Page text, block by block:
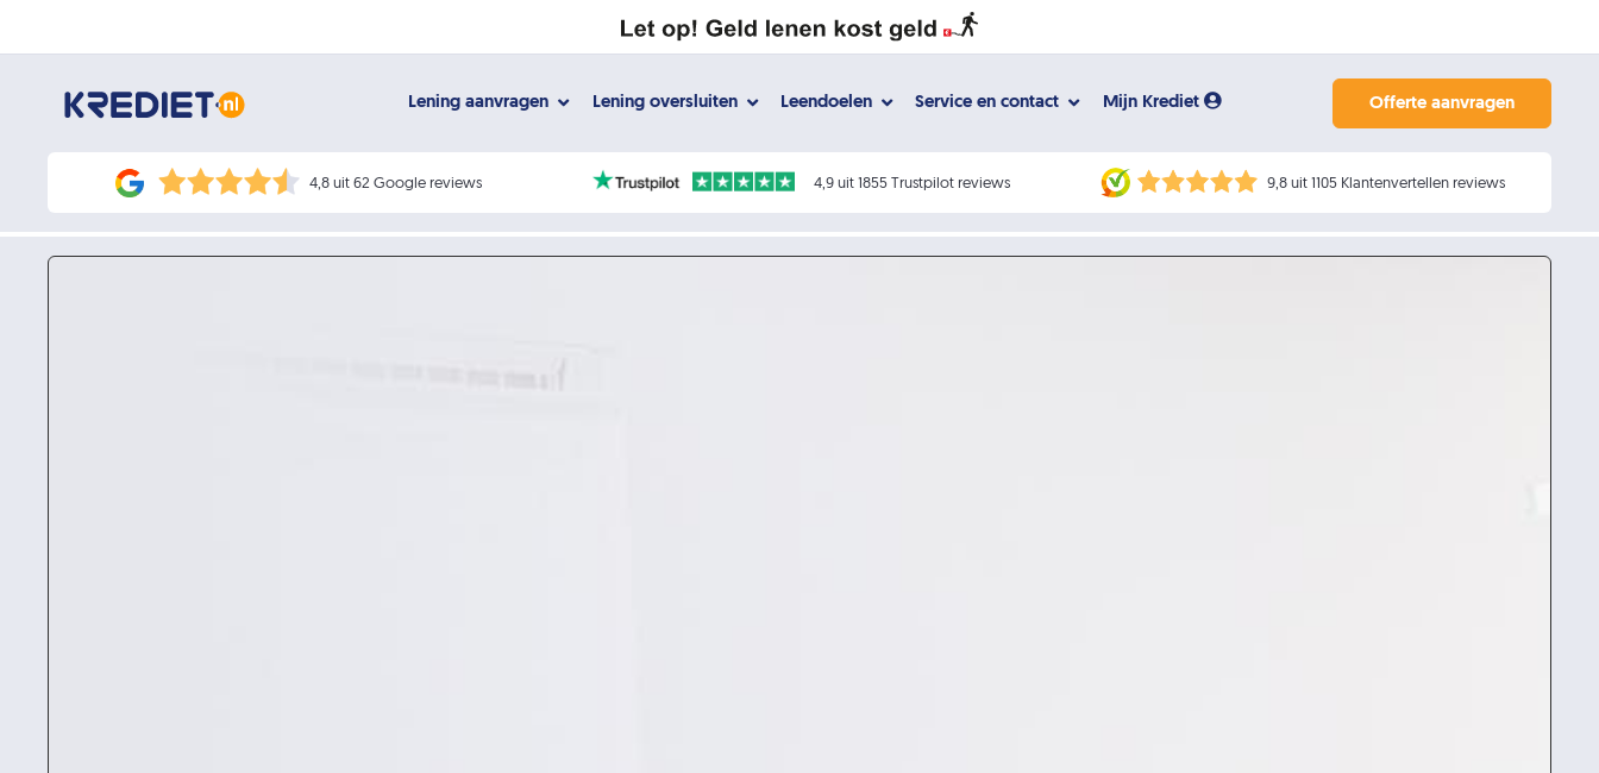
Lening aanvragen Lening oversluiten Leendoelen Service en contact Mijn Krediet Offerte aanvragen
4,8 uit 62 Google reviews 4,9 uit 1855 Trustpilot reviews 9,8 uit 1105 Klantenvertellen reviews